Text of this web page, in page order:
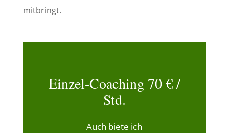
mitbringt.
Einzel-Coaching 70 € /
Std.
Auch biete ich